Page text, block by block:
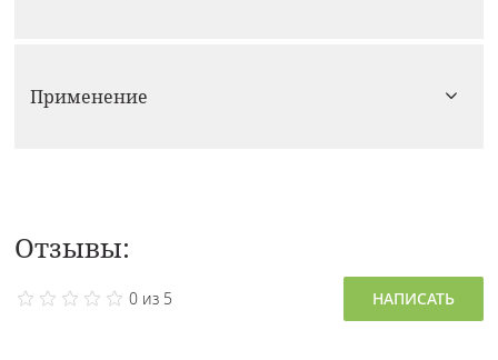
Применение
Отзывы:
0 из 5 НАПИСАТЬ